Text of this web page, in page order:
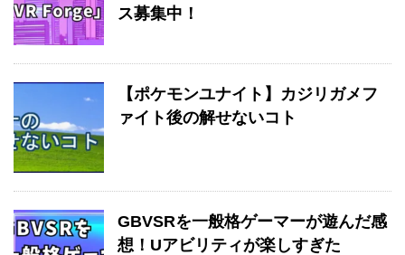
ス募集中！
【ポケモンユナイト】カジリガメフ
ァイト後の解せないコト
GBVSRを一般格ゲーマーが遊んだ感
想！Uアビリティが楽しすぎた